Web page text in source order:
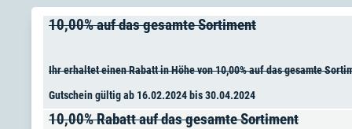
10,00% auf das gesamte Sortiment
Ihr erhaltet einen Rabatt in Höhe von 10,00% auf das gesamte
Gutschein gültig ab 16.02.2024 bis 30.04.2024
10,00% Rabatt auf das gesamte Sortiment